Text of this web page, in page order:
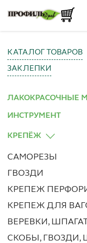
КАТАЛОГ ТОВАРОВ
ЗАКЛЕПКИ
ЛАКОКРАСОЧНЫЕ
ИНСТРУМЕНТ
КРЕПЁЖ
САМОРЕЗЫ
ГВОЗДИ
КРЕПЕЖ
КРЕПЕЖ ДЛЯ
ВЕРЕВКИ,
СКОБЫ, ГВОЗДИ,